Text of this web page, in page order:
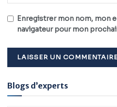
Enregistrer mon nom, mon
navigateur pour mon
Alternative:
Blogs d’experts